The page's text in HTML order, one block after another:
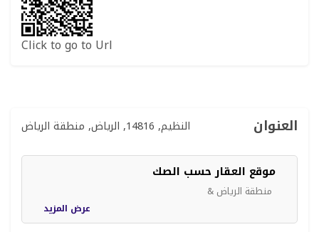
Click to go to Url
العنوان النظيم, 14816, الرياض, منطقة الرياض
موقع العقار حسب الصك
منطقة الرياض &
عرض المزيد